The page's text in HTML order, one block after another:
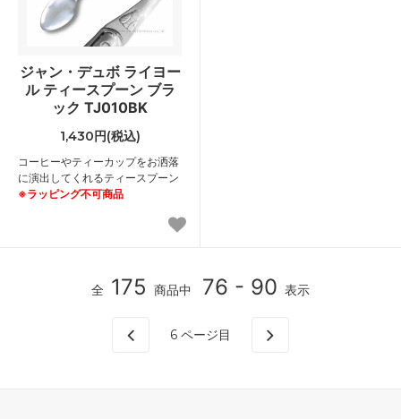
ジャン・デュボ ライヨー
ル ティースプーン ブラ
ック TJ010BK
1,430円(税込)
コーヒーやティーカップをお洒落
に演出してくれるティースプーン
※ラッピング不可商品
全 175 商品中 76 - 90 表示
6 ページ目